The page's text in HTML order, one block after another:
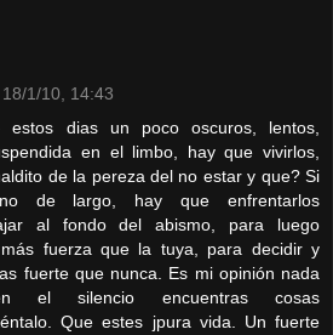
18/1/10, 14:43
estos dias un poco oscuros, lentos,
en el limbo, hay que vivirlos,
de la pereza del no estar y que? Si
de largo, hay que enfrentarlos
al fondo del abismo, para luego
fuerza que la tuya, para decidir y
fuerte que nunca. Es mi opinión nada
el silencio encuentras cosas
Que estes jpura vida. Un fuerte